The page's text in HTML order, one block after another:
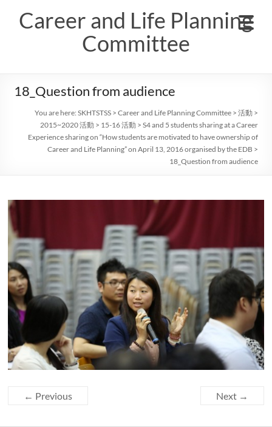
contentCareer and Life Planning
Committee
18_Question from audience
You are here:SKHTSTSS >Career and Life Planning Committee >活動 >
2015~2020 活動 > 15-16 活動 >S4 and 5 students sharing at a Career
Experience sharing on “How students are motivated to have ownership of
Career and Life Planning” on April 13, 2016 organised by the EDB >
18_Question from audience
← Previous Next →